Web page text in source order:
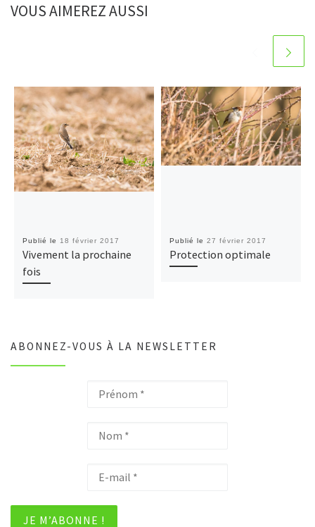
VOUS AIMEREZ AUSSI
Publié le 18 février 2017
Vivement la prochaine
fois
Publié le 27 février 2017
Protection optimale
ABONNEZ-VOUS À LA NEWSLETTER